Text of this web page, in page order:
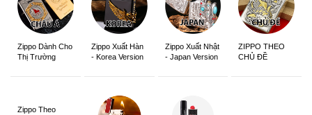
Zippo Dành Cho
Thị Trường
Zippo Xuất Hàn
- Korea Version
Zippo Xuất Nhật
- Japan Version
ZIPPO THEO
CHỦ ĐỀ
Zippo Theo